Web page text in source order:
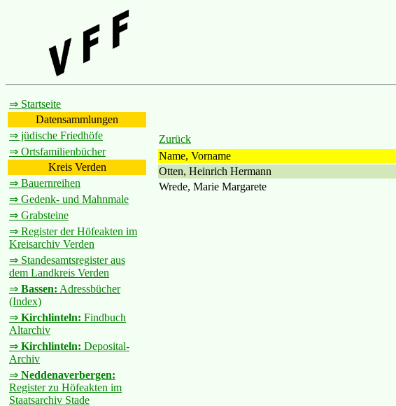
⇒ Startseite
Datensammlungen
⇒ jüdische Friedhöfe
⇒ Ortsfamilienbücher
Kreis Verden
⇒ Bauernreihen
⇒ Gedenk- und Mahnmale
⇒ Grabsteine
⇒ Register der Höfeakten im
Kreisarchiv Verden
⇒ Standesamtsregister aus
dem Landkreis Verden
⇒ Bassen: Adressbücher
(Index)
⇒ Kirchlinteln: Findbuch
Altarchiv
⇒ Kirchlinteln: Deposital-
Archiv
⇒ Neddenaverbergen:
Register zu Höfeakten im
Staatsarchiv Stade
Zurück
Name, Vorname
Otten, Heinrich Hermann
Wrede, Marie Margarete